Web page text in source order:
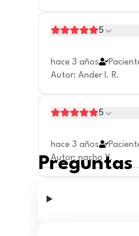
5
hace 3 años
Autor: Ander I. R.
5
hace 3 años
Autor:nacho Y.
Preguntas